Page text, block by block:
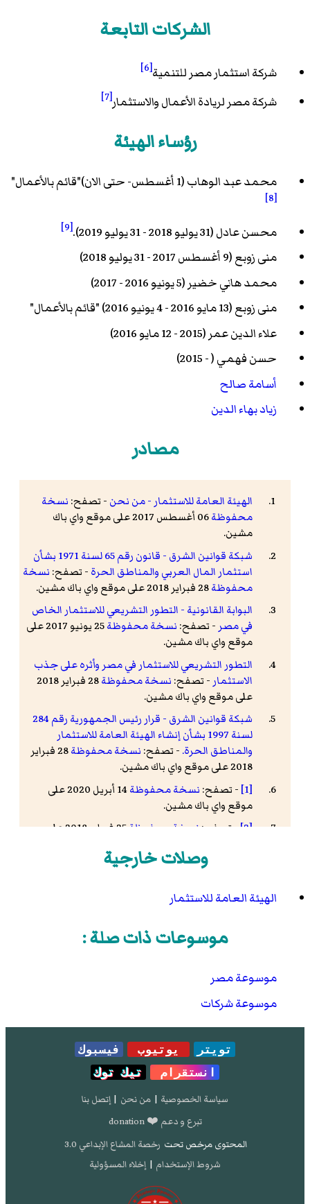
الشركات التابعة
شركة استثمار مصر للتنمية[6]
شركة مصر لريادة الأعمال والاستثمار[7]
رؤساء الهيئة
محمد عبد الوهاب (1 أغسطس- حتى الان)"قائم بالأعمال"
[8]
محسن عادل (31 يوليو 2018 - 31 يوليو 2019). [9]
منى زوبع (9 أغسطس 2017 - 31 يوليو 2018)
محمد هاني خضير (5 يونيو 2016 - 2017)
منى زوبع (13 مايو 2016 - 4 يونيو 2016) "قائم بالأعمال"
علاء الدين عمر (2015 - 12 مايو 2016)
حسن فهمي ( - 2015)
أسامة صالح
زياد بهاء الدين
مصادر
الهيئة العامة للاستثمار - من نحن - تصفح: نسخة
محفوظة
06 أغسطس 2017 على موقع واي باك
مشين.
شبكة قوانين الشرق - قانون رقم 65 لسنة 1971 بشأن
استثمار المال العربي والمناطق الحرة - تصفح: نسخة
محفوظة
البوابة القانونية - التطور التشريعي للاستثمار الخاص
في مصر - تصفح: نسخة محفوظة
25 يونيو 2017 على
موقع واي باك مشين.
التطور التشريعي للاستثمار في مصر وأثره على جذب
الاستثمار - تصفح: نسخة محفوظة
28 فبراير 2018
على موقع واي باك مشين.
شبكة قوانين الشرق - قرار رئيس الجمهورية رقم 284
لسنة 1997 بشأن إنشاء الهيئة العامة للاستثمار
والمناطق الحرة. - تصفح: نسخة محفوظة
28 فبراير
2018 على موقع واي باك مشين.
[1]
- تصفح: نسخة محفوظة
14 أبريل 2020 على
موقع واي باك مشين.
[2] - تصفح:نسخة محفوظة
25 فبراير 2018 على
"وزارة الأستثمار و التعاون الدولى - د. سحر نصر : رئيس
قائما بأعمال الرئيس التنفيذي للهيئة العامة للاستثمار"
اليوم السابع - رئيس الوزراء يصدر قراراً بتعيين محسن
محفوظة23 فبراير 2020 على موقع واي باك مشين.
وصلات خارجية
الهيئة العامة للاستثمار
موسوعات ذات صلة :
موسوعة مصر
موسوعة شركات
تويتر يوتيوب
فيسبوك
انستقرام
تيك توك
سياسة الخصوصية | من نحن | إتصل بنا
تبرع و دعم ❤️ donation
المحتوى مرخص تحت رخصة المشاع الإبداعي 3.0
شروط الإستخدام | إخلاء المسؤولية